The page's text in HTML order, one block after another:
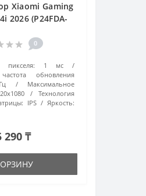
Xiaomi Gaming
2026 (P24FDA-
0
пикселя:
1 мс
обновления
Максимальное
Технология
IPS
Яркость:
290 ₸